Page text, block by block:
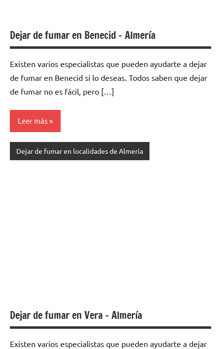
Dejar de fumar en Benecid – Almería
Existen varios especialistas quе pueden ayudarte а dejar
dе fumar en Benecid ѕi lo deseas. Todos saben quе dejar
dе fumar no es fácil, perο […]
Leer más
Dejar de fumar en localidades de Almería
Dejar de fumar en Vera – Almería
Existen varios especialistas quе pueden ayudarte а dejar